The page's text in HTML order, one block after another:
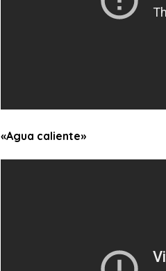
«Agua caliente»